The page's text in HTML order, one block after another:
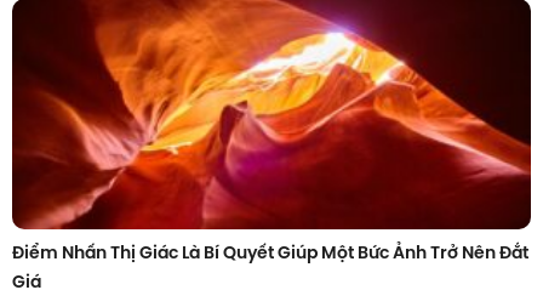
Điểm Nhấn Thị Giác Là Bí Quyết Giúp Một Bức Ảnh Trở Nên Đắt
Giá